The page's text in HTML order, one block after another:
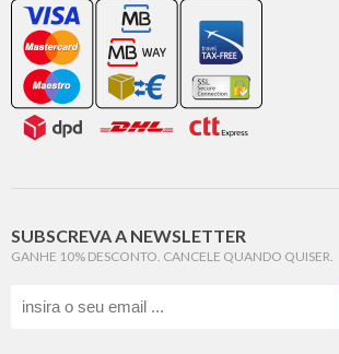
SUBSCREVA A NEWSLETTER
GANHE 10% DESCONTO. CANCELE QUANDO QUISER.